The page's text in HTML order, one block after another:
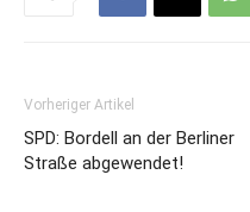
Vorheriger Artikel
SPD: Bordell an der Berliner
Straße abgewendet!